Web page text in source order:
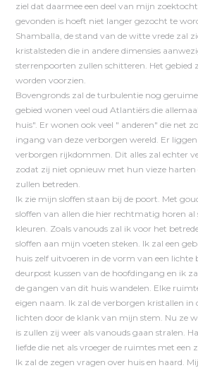
ziel dat daarmee een deel van mijn
gevonden is hoeft niet langer gezocht te
Shamballa, de stand van de witte vrede zal
kristalsteden die in andere dimensies
sterrenpoorten zullen schitteren. Het gebied
worden voorzien.
Bovengronds zal de turbulentie nog
gebied wonen veel oud Atlantiërs die
huis". Er wonen ook veel " anderen" die net
ingang van deze verborgen wereld. Er
verborgen rijkdommen. Dit alles zal echter
zodat zij niet opnieuw met hun vieze harten
zullen betreden.
Ik zie mijn sloffen staan bij de poort. Met
sloffen van allen die hier rechtmatig horen al
kleuren. Zoals vanouds zal ik voor het
sloffen aan mijn voeten steken. Ik zal een
huis zelf uitvoeren in de vorm van een lichte
deurpost kussen van de hoofdingang en ik
de gangen van dit huis wandelen. Elke
eigen naam. Ik zal de verborgen kristallen in
lichten door de klank van mijn stem. Nu ze
is zullen zij weer als vanouds gaan stralen.
liefde die net als vroeger de ruimtes met een
Ik zal de zegen vragen over huis en haard.